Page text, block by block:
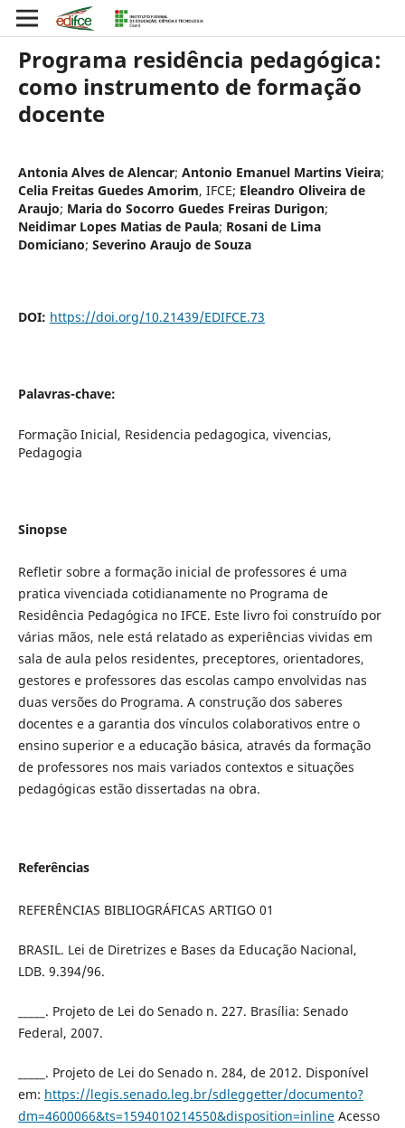
Programa residência pedagógica:
como instrumento de formação
docente
Antonia Alves de Alencar; Antonio Emanuel Martins Vieira;
Celia Freitas Guedes Amorim, IFCE; Eleandro Oliveira de
Araujo; Maria do Socorro Guedes Freiras Durigon;
Neidimar Lopes Matias de Paula; Rosani de Lima
Domiciano; Severino Araujo de Souza
DOI: https://doi.org/10.21439/EDIFCE.73
Palavras-chave:
Formação Inicial, Residencia pedagogica, vivencias,
Pedagogia
Sinopse
Refletir sobre a formação inicial de professores é uma
pratica vivenciada cotidianamente no Programa de
Residência Pedagógica no IFCE. Este livro foi construído por
várias mãos, nele está relatado as experiências vividas em
sala de aula pelos residentes, preceptores, orientadores,
gestores e professores das escolas campo envolvidas nas
duas versões do Programa. A construção dos saberes
docentes e a garantia dos vínculos colaborativos entre o
ensino superior e a educação básica, através da formação
de professores nos mais variados contextos e situações
pedagógicas estão dissertadas na obra.
Referências
REFERÊNCIAS BIBLIOGRÁFICAS ARTIGO 01
BRASIL. Lei de Diretrizes e Bases da Educação Nacional,
LDB. 9.394/96.
_____. Projeto de Lei do Senado n. 227. Brasília: Senado
Federal, 2007.
_____. Projeto de Lei do Senado n. 284, de 2012. Disponível
em: https://legis.senado.leg.br/sdleggetter/documento?
dm=4600066&ts=1594010214550&disposition=inlineAcesso